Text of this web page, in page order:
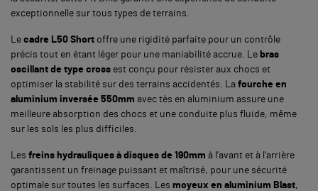
exceptionnelle sur tous types de terrains.
Le cadre L50 Short offre une rigidité parfaite pour un contrôle
précis tout en étant léger pour une maniabilité accrue. Le bras
oscillant de type cross est conçu pour résister aux chocs et
optimiser la stabilité sur des terrains accidentés. La fourche en
aluminium inversée 550mm avec tès en aluminium assure une
meilleure absorption des chocs et une conduite plus fluide, même
sur les sols les plus difficiles.
Les freins hydrauliques à disques de 190mm à l’avant et à l’arrière
garantissent un freinage puissant et maîtrisé, pour une sécurité
optimale sur toutes les surfaces. Les moyeux en aluminium Blast,